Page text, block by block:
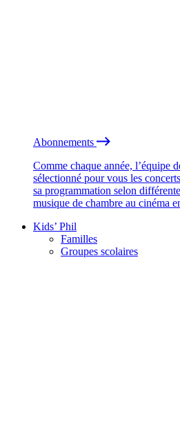
Abonnements
Comme chaque année, l’équipe
sélectionné pour vous les
sa programmation selon
musique de chambre au cinéma
Kids’ Phil
Familles
Groupes scolaires